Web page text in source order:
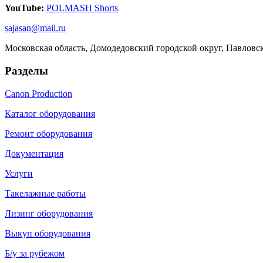
YouTube: POLMASH Shorts
sajasan@mail.ru
Московская область, Домодедовский городской округ,
Разделы
Canon Production
Каталог оборудования
Ремонт оборудования
Документация
Услуги
Такелажные работы
Лизинг оборудования
Выкуп оборудования
Б/у за рубежом